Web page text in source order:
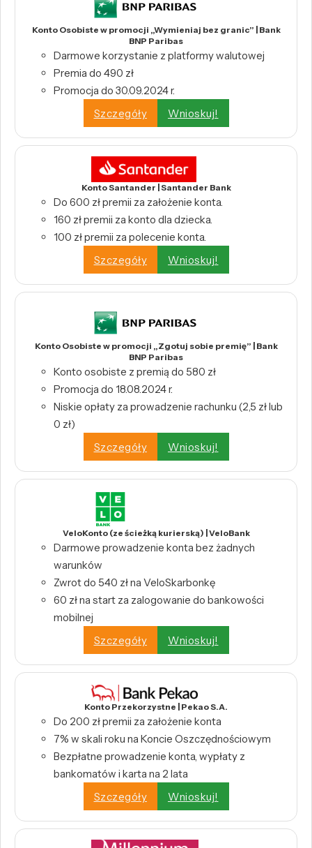
Konto Osobiste w promocji „Wymieniaj bez granic” | Bank
BNP Paribas
Darmowe korzystanie z platformy walutowej
Premia do 490 zł
Promocja do 30.09.2024 r.
Szczegóły
Wnioskuj!
Konto Santander | Santander Bank
Do 600 zł premii za założenie konta.
160 zł premii za konto dla dziecka.
100 zł premii za polecenie konta.
Szczegóły
Wnioskuj!
Konto Osobiste w promocji „Zgotuj sobie premię” | Bank
BNP Paribas
Konto osobiste z premią do 580 zł
Promocja do 18.08.2024 r.
Niskie opłaty za prowadzenie rachunku (2,5 zł lub
0 zł)
Szczegóły
Wnioskuj!
VeloKonto (ze ścieżką kurierską) | VeloBank
Darmowe prowadzenie konta bez żadnych
warunków
Zwrot do 540 zł na VeloSkarbonkę
60 zł na start za zalogowanie do bankowości
mobilnej
Szczegóły
Wnioskuj!
Konto Przekorzystne | Pekao S.A.
Do 200 zł premii za założenie konta
7% w skali roku na Koncie Oszczędnościowym
Bezpłatne prowadzenie konta, wypłaty z
bankomatów i karta na 2 lata
Szczegóły
Wnioskuj!